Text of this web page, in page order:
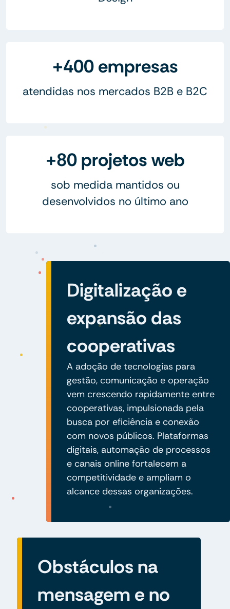
+400 empresas
atendidas nos mercados B2B e B2C
+80 projetos web
sob medida mantidos ou
desenvolvidos no último ano
Digitalização e
expansão das
cooperativas
A adoção de tecnologias para
gestão, comunicação e operação
vem crescendo rapidamente entre
cooperativas, impulsionada pela
busca por eficiência e conexão
com novos públicos. Plataformas
digitais, automação de processos
e canais online fortalecem a
competitividade e ampliam o
alcance dessas organizações.
Obstáculos na
mensagem e no